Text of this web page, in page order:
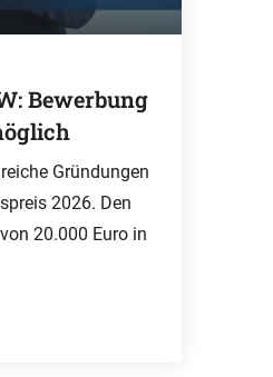
Bewerbung
Gründungen
2026. Den
20.000 Euro in